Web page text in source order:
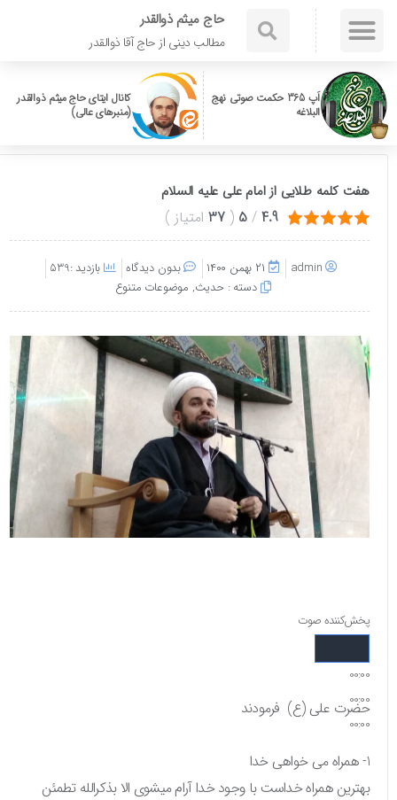
حاج میثم ذوالقدر
مطالب دینی از حاج آقا ذوالقدر
اَپ 365 حکمت صوتی نهج
البلاغه
کانال ایتای حاج میثم ذوالقدر
(منبرهای عالی)
هفت کلمه طلایی از امام علی علیه السلام
4.9
/
5
(
37 امتیاز)
admin ۲۱ بهمن ۱۴۰۰ بدون دیدگاه
بازدید :539
دسته :حدیث,موضوعات متنوع
پخش‌کننده صوت
00:00
00:00
00:00
حضرت علی (ع) فرمودند
بهترین همراه خداست با وجود خدا آرام میشوی الا بذکرالله تطمئن